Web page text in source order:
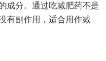
成分。通过吃减肥药不是
有副作用，适合用作减